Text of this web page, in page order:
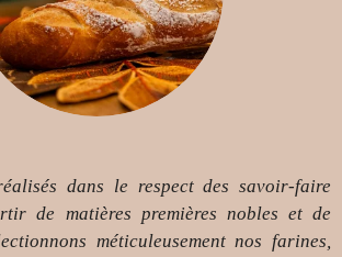
dans le respect des savoir-faire
de matières premières nobles et de
méticuleusement nos farines,